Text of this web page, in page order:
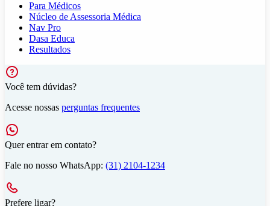
Para Médicos
Núcleo de Assessoria Médica
Nav Pro
Dasa Educa
Resultados
Você tem dúvidas?
Acesse nossas perguntas frequentes
Quer entrar em contato?
Fale no nosso WhatsApp: (31) 2104-1234
Prefere ligar?